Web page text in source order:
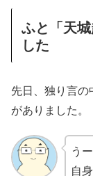
ふと「天
した
先日、独り言
がありました。
う
自